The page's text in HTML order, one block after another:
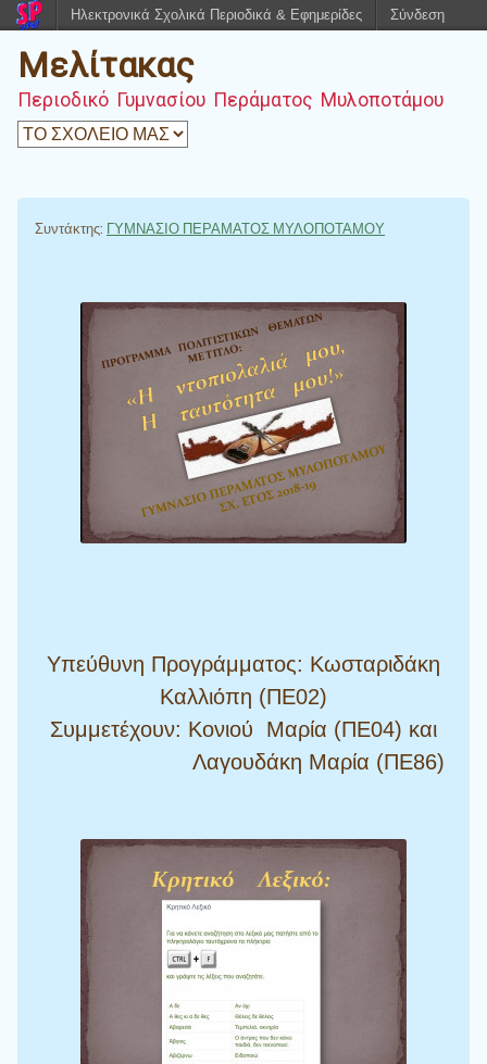
Μελίτακας
Περιοδικό Γυμνασίου Περάματος Μυλοποτάμου
Συντάκτης: ΓΥΜΝΑΣΙΟ ΠΕΡΑΜΑΤΟΣ ΜΥΛΟΠΟΤΑΜΟΥ
Υπεύθυνη Προγράμματος: Κωσταριδάκη
Καλλιόπη (ΠΕ02)
Συμμετέχουν: Κονιού Μαρία (ΠΕ04) και
Λαγουδάκη Μαρία (ΠΕ86)
Ηλεκτρονικά Σχολικά Περιοδικά & Εφημερίδες Σύνδεση